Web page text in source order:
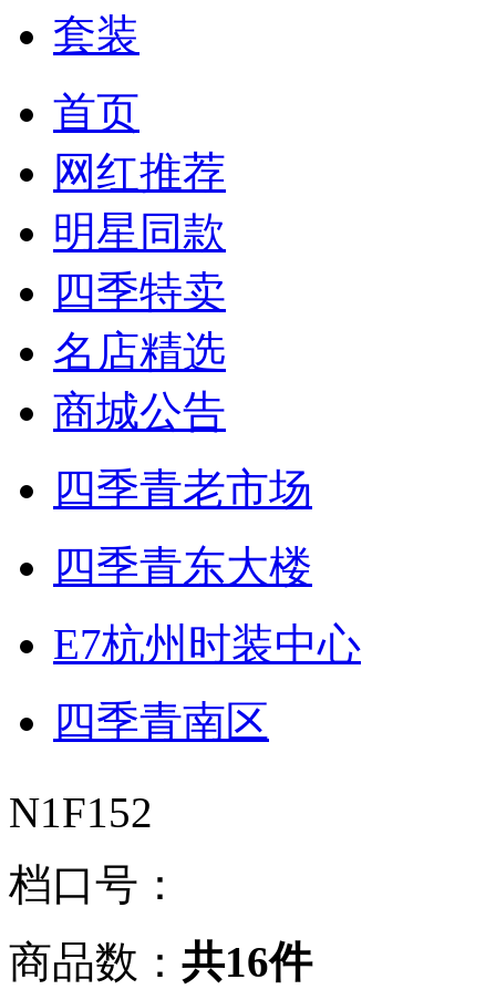
套装
首页
网红推荐
明星同款
四季特卖
名店精选
商城公告
四季青老市场
四季青东大楼
E7杭州时装中心
四季青南区
N1F152
档口号：
商品数： 共16件